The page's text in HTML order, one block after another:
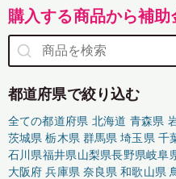
購入する商品から補助
都道府県で絞り込む
全ての都道府県 北海道 青森県
茨城県 栃木県 群馬県 埼玉県 千
石川県福井県山梨県長野県岐阜
大阪府 兵庫県 奈良県 和歌山県